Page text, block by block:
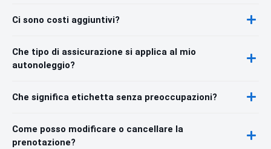
Ci sono costi aggiuntivi?
Che tipo di assicurazione si applica al mio
autonoleggio?
Che significa etichetta senza preoccupazioni?
Come posso modificare o cancellare la
prenotazione?